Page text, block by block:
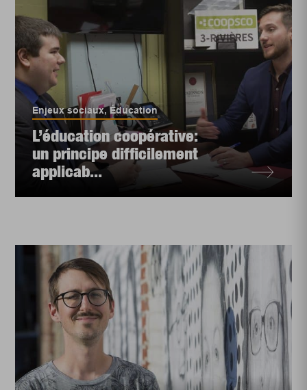
Enjeux sociaux,Éducation
L’éducation coopérative:
un principe difficilement
applicab...